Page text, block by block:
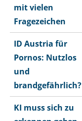
mit vielen
Fragezeichen
ID Austria für
Pornos: Nutzlos
und
brandgefährlich?
KI muss sich zu